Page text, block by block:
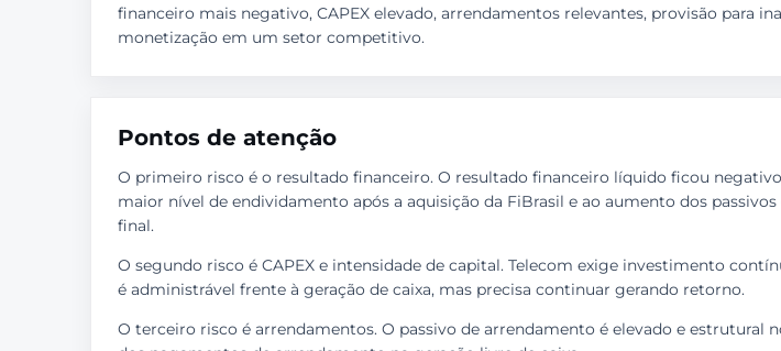
financeiro mais negativo, CAPEX elevado, arrendamentos relevantes, provisão para
monetização em um setor competitivo.
Pontos de atenção
O primeiro risco é o resultado financeiro. O resultado financeiro líquido ficou
maior nível de endividamento após a aquisição da FiBrasil e ao aumento dos
final.
O segundo risco é CAPEX e intensidade de capital. Telecom exige investimento
é administrável frente à geração de caixa, mas precisa continuar gerando retorno.
O terceiro risco é arrendamentos. O passivo de arrendamento é elevado e estrutural